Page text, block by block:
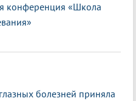
конференция «Школа
болезней приняла